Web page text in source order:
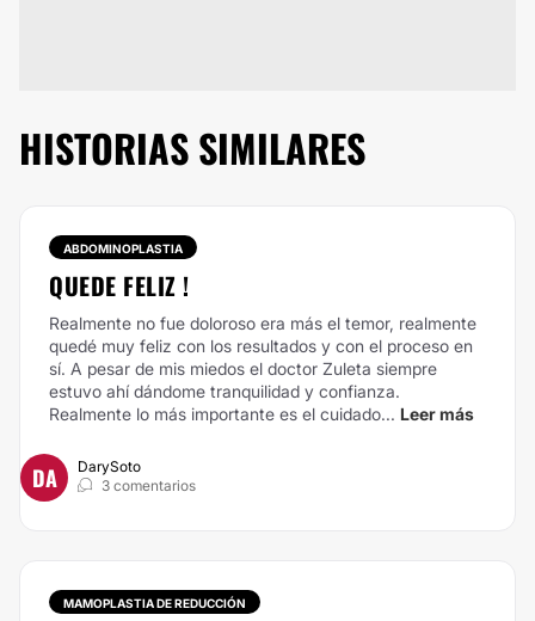
HISTORIAS SIMILARES
ABDOMINOPLASTIA
QUEDE FELIZ !
Realmente no fue doloroso era más el temor, realmente
quedé muy feliz con los resultados y con el proceso en
sí. A pesar de mis miedos el doctor Zuleta siempre
estuvo ahí dándome tranquilidad y confianza.
Realmente lo más importante es el cuidado... Leer más
DA
DarySoto
3 comentarios
MAMOPLASTIA DE REDUCCIÓN